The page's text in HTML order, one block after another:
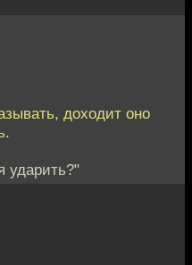
доходит оно
ударить?"